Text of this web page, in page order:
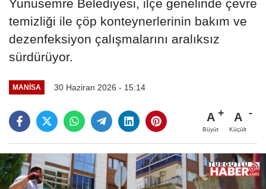
Yunusemre Belediyesi, ilçe genelinde çevre
temizliği ile çöp konteynerlerinin bakım ve
dezenfeksiyon çalışmalarını aralıksız
sürdürüyor.
MANİSA 30 Haziran 2026 - 15:14
A
Büyüt
A
Küçült